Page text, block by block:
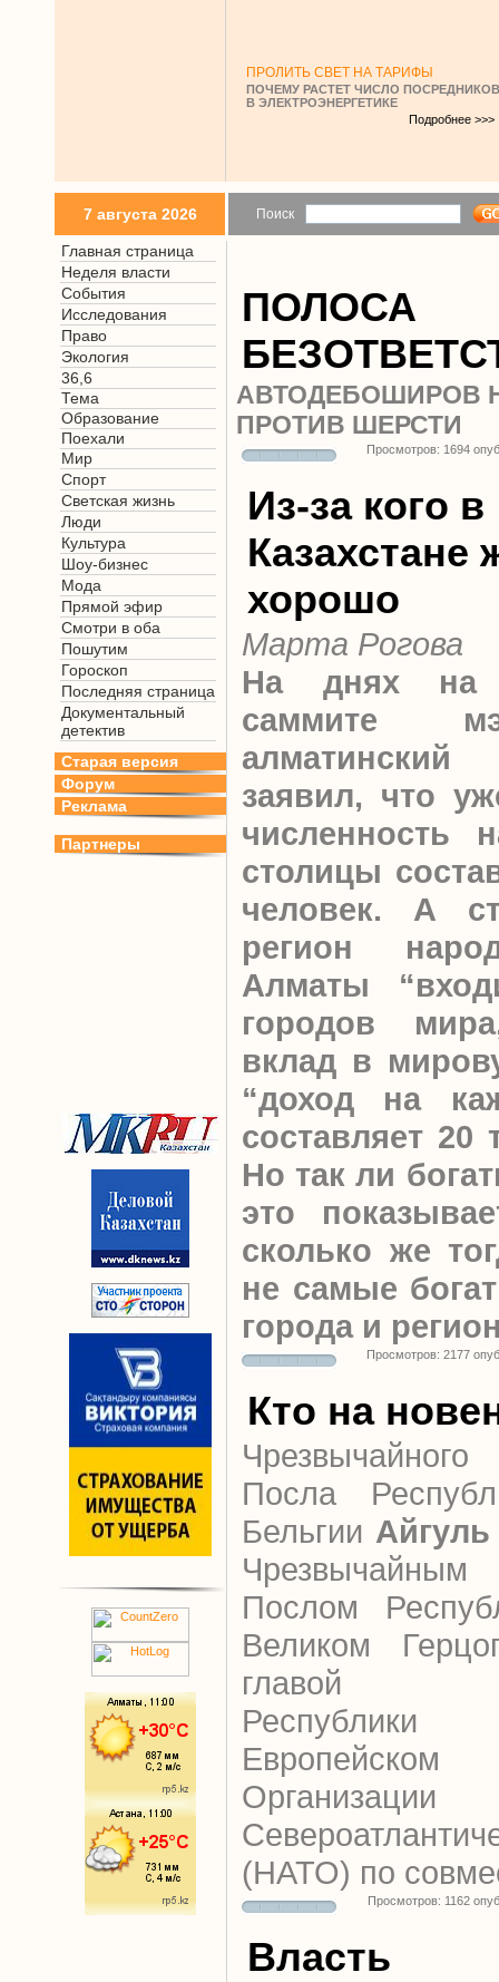
ПРОЛИТЬ СВЕТ НА ТАРИФЫ
ПОЧЕМУ РАСТЕТ ЧИСЛО ПОСРЕДНИКОВ
В ЭЛЕКТРОЭНЕРГЕТИКЕ
Подробнее >>>
7 августа 2026 Поиск
Главная страница
Неделя власти
События
Исследования
Право
Экология
36,6
Тема
Образование
Поехали
Мир
Спорт
Светская жизнь
Люди
Культура
Шоу-бизнес
Мода
Прямой эфир
Смотри в оба
Пошутим
Гороскоп
Последняя страница
Документальный
детектив
Старая версия
Форум
Реклама
Партнеры
ПОЛОСА
АВТОДЕБОШИРОВ
ПРОТИВ ШЕРСТИ
Просмотров: 1694
Из-за кого в
Казахстане
хорошо
Марта Рогова
На днях на
саммите
алматинский
заявил, что
численность
столицы
человек. А
регион
Алматы
городов
вклад в
“доход на
составляет 20
Но так ли
это
сколько же
не самые
города и
Просмотров: 2177
Кто на
Посла
Бельгии
Послом
Великом
главой
Республики
Организации
(НАТО) по
Просмотров: 1162
Власть